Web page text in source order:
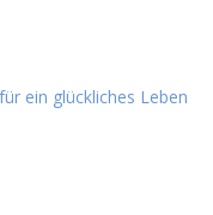
ein glückliches Leben